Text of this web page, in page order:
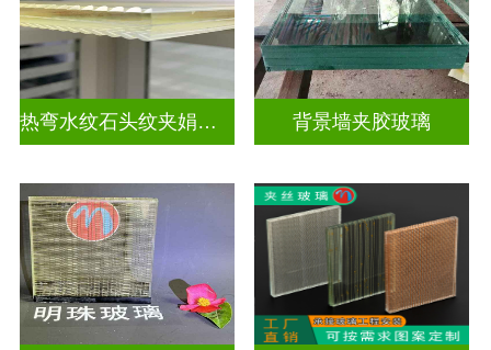
热弯水纹石头纹夹娟夹丝玻璃 背景墙夹胶玻璃